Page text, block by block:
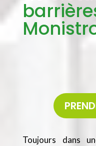
Toujours dans